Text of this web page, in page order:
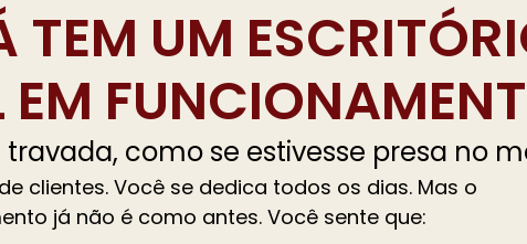
TEM UM
como se estivesse presa no
clientes. Você se dedica todos os dias. Mas o
já não é como antes. Você sente que: